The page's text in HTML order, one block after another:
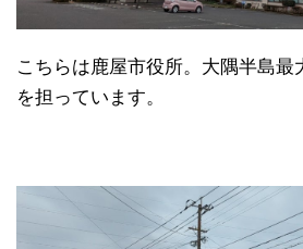
こちらは鹿屋市役所。大隅半島最
を担っています。